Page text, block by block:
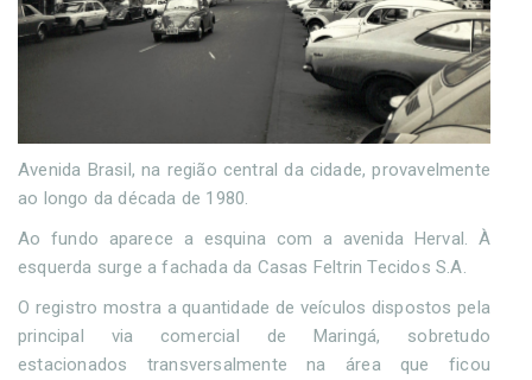
Avenida Brasil, na região central da cidade, provavelmente
ao longo da década de 1980.
Ao fundo aparece a esquina com a avenida Herval. À
esquerda surge a fachada da Casas Feltrin Tecidos S.A.
O registro mostra a quantidade de veículos dispostos pela
principal via comercial de Maringá, sobretudo
estacionados transversalmente na área que ficou